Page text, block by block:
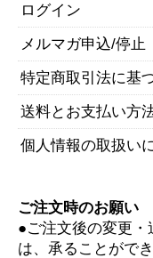
ログイン
メルマガ申込/停止
特定商取引法に基
送料とお支払い方
個人情報の取扱い
ご注文時のお願い
●ご注文後の変更
は、承ることができ